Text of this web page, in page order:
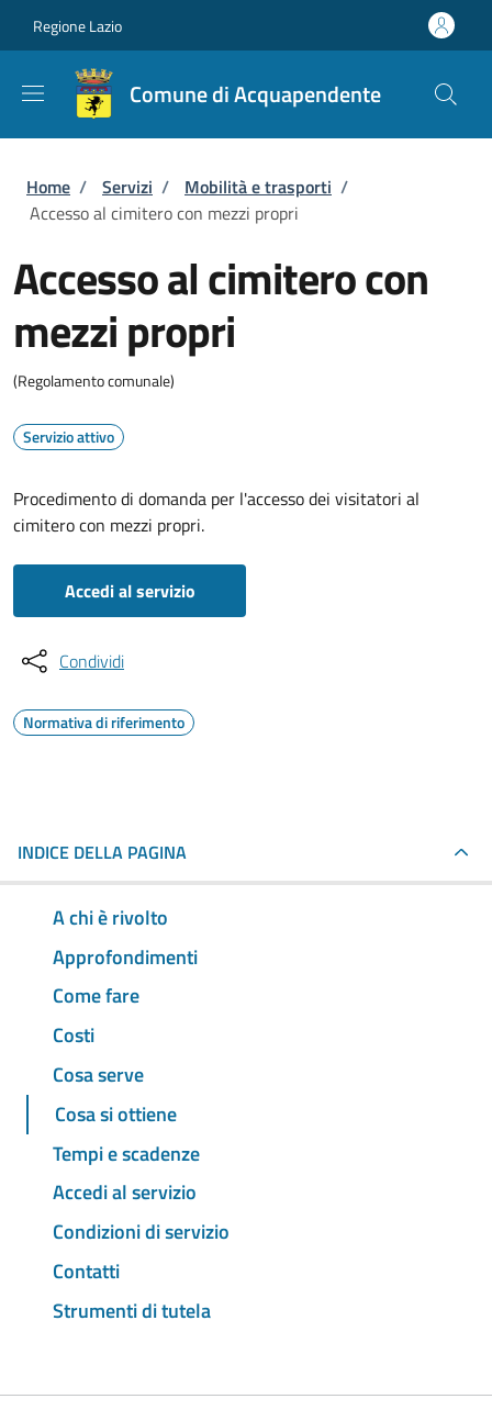
Regione Lazio
Comune di Acquapendente
Briciole di pane
Home / Servizi / Mobilità e trasporti /
Accesso al cimitero con mezzi propri
Accesso al cimitero con
mezzi propri
(Regolamento comunale)
Servizio attivo
Procedimento di domanda per l'accesso dei visitatori al
cimitero con mezzi propri.
Accedi al servizio
Condividi
Normativa di riferimento
INDICE DELLA PAGINA
A chi è rivolto
Approfondimenti
Come fare
Costi
Cosa serve
Cosa si ottiene
Tempi e scadenze
Accedi al servizio
Condizioni di servizio
Contatti
Strumenti di tutela